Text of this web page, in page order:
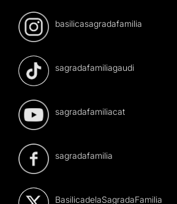
basilicasagradafamilia
sagradafamiliagaudi
sagradafamiliacat
sagradafamilia
BasilicadelaSagradaFamilia